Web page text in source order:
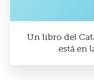
Un libro del
está en